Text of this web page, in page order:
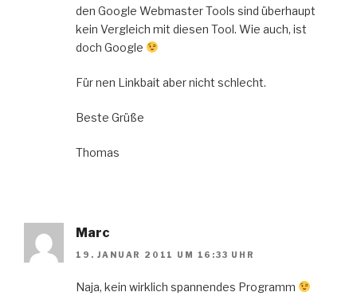
den Google Webmaster Tools sind überhaupt
kein Vergleich mit diesen Tool. Wie auch, ist
doch Google
Für nen Linkbait aber nicht schlecht.
Beste Grüße
Thomas
Marc
19. JANUAR 2011 UM 16:33 UHR
Naja, kein wirklich spannendes Programm